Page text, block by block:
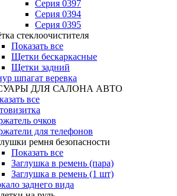
Серия 0397
Серия 0394
Серия 0395
стеклоочистителя
Показать все
Щетки бескаркасные
Щетки задний
шпагат веревка
ДЛЯ САЛОНА АВТО
все
очков
для телефонов
ремня безопасности
Показать все
Заглушка в ремень (пара)
Заглушка в ремень (1 шт)
заднего вида